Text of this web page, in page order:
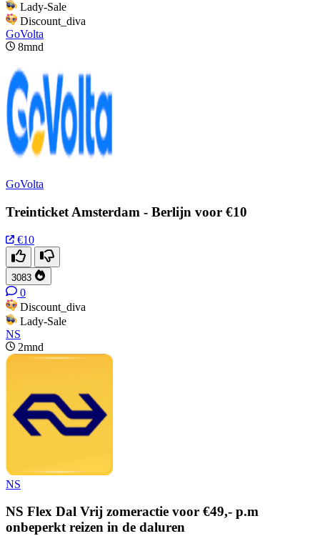
Lady-Sale
Discount_diva
GoVolta
8mnd
GoVolta
Treinticket Amsterdam - Berlijn voor €10
€10
3083
0
Discount_diva
Lady-Sale
NS
2mnd
NS
NS Flex Dal Vrij zomeractie voor €49,- p.m
onbeperkt reizen in de daluren